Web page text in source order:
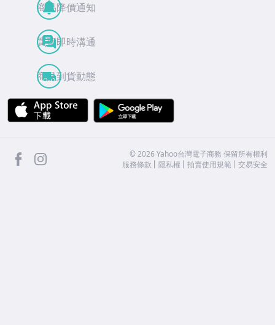
商品降價通知
買賣即時溝通
商品到貨動態
APP Store
facebook ©2026 Yahoo台灣電子商務 保留所有權利
服務條款
隱私權 拍賣使用規範 交易安全